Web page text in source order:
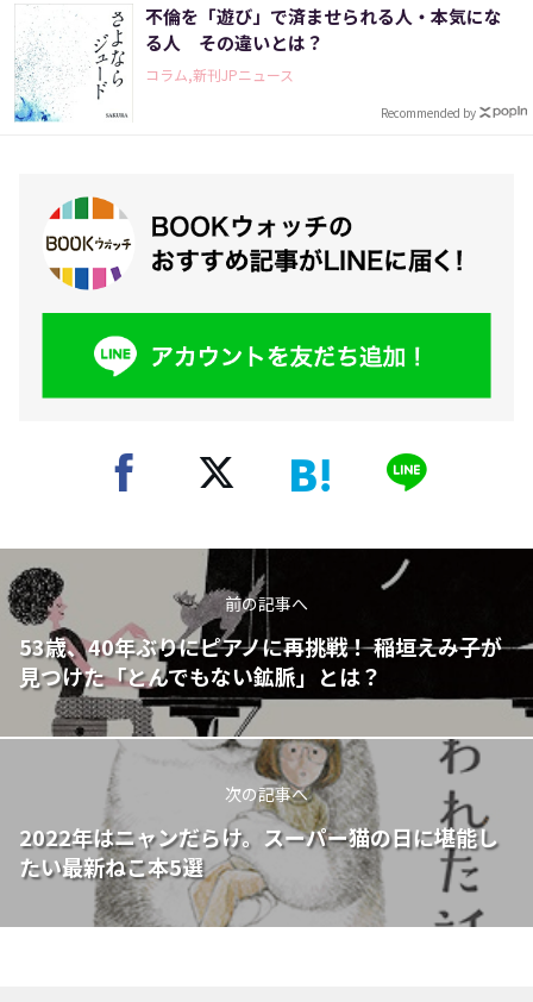
不倫を「遊び」で済ませられる人・本気にな
る人 その違いとは？
コラム,新刊JPニュース
Recommended by
前の記事へ
53歳、40年ぶりにピアノに再挑戦！ 稲垣えみ子が
見つけた「とんでもない鉱脈」とは？
次の記事へ
2022年はニャンだらけ。スーパー猫の日に堪能し
たい最新ねこ本5選